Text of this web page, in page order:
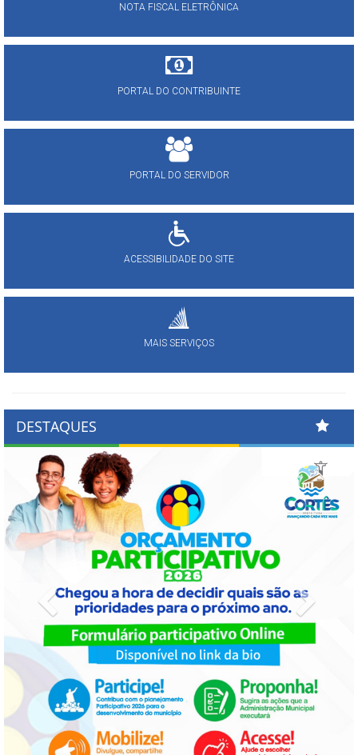
NOTA FISCAL ELETRÔNICA
PORTAL DO CONTRIBUINTE
PORTAL DO SERVIDOR
ACESSIBILIDADE DO SITE
MAIS SERVIÇOS
DESTAQUES
Previous